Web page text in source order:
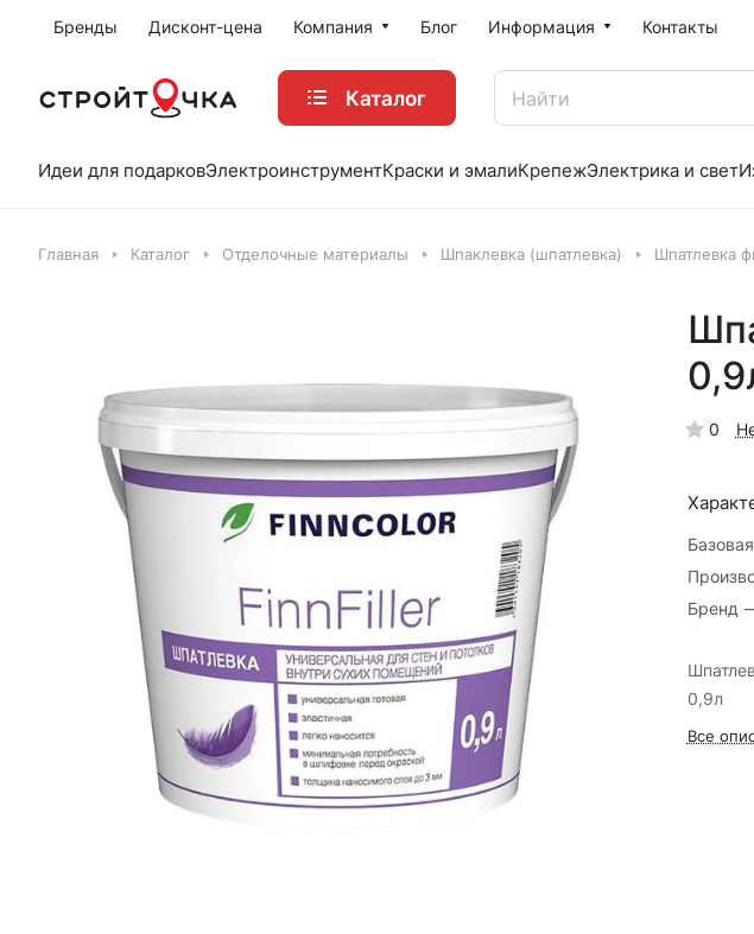
Бренды Дисконт-цена Компания Блог Информация Контакты
Каталог
Идеи для подарковЭлектроинструментКраски и эмалиКрепежЭлектрика и свет
Главная Каталог Отделочные материалы Шпаклевка (шпатлевка) Шпатлевка
0
Бренд
0,9л
Все